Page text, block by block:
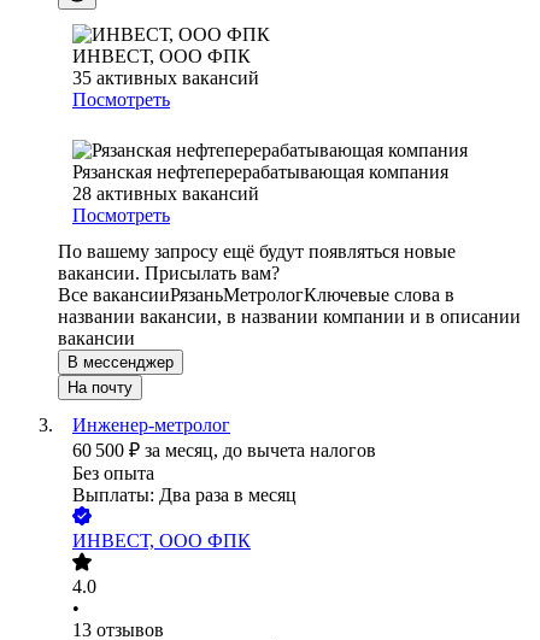
ИНВЕСТ, ООО ФПК
35 активных вакансий
Посмотреть
Рязанская нефтеперерабатывающая компания
28 активных вакансий
Посмотреть
По вашему запросу ещё будут появляться новые
вакансии. Присылать вам?
Все вакансииРязаньМетрологКлючевые слова в
названии вакансии, в названии компании и в описании
вакансии
В мессенджер
На почту
Инженер-метролог
60 500 ₽ за месяц, до вычета налогов
Без опыта
Выплаты: Два раза в месяц
ИНВЕСТ, ООО ФПК
4.0
•
13 отзывов